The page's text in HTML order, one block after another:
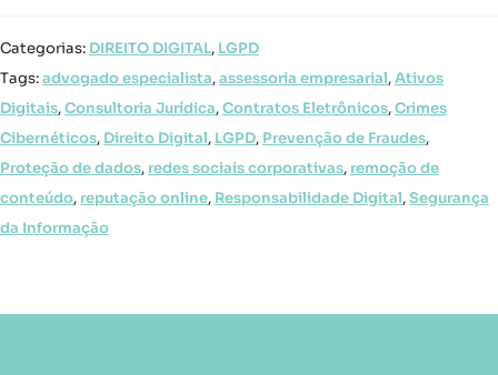
Categorias: DIREITO DIGITAL, LGPD
Tags:advogado especialista,assessoria empresarial,Ativos
Digitais,Consultoria Jurídica,Contratos Eletrônicos,Crimes
Cibernéticos, Direito Digital, LGPD, Prevenção de Fraudes,
Proteção de dados, redes sociais corporativas, remoção de
conteúdo, reputação online, Responsabilidade Digital,Segurança
da Informação